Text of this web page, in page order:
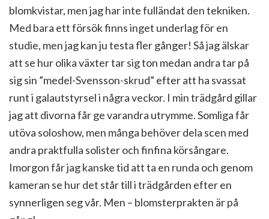
blomkvistar, men jag har inte fulländat den tekniken.
Med bara ett försök finns inget underlag för en
studie, men jag kan ju testa fler gånger! Så jag älskar
att se hur olika växter tar sig ton medan andra tar på
sig sin ”medel-Svensson-skrud” efter att ha svassat
runt i galautstyrsel i några veckor. I min trädgård gillar
jag att divorna får ge varandra utrymme. Somliga får
utöva soloshow, men många behöver dela scen med
andra praktfulla solister och finfina körsångare.
Imorgon får jag kanske tid att ta en runda och genom
kameran se hur det står till i trädgården efter en
synnerligen seg vår. Men – blomsterprakten är på